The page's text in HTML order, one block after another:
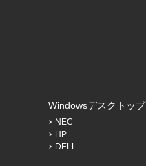
Windowsデスクトップ
NEC
HP
DELL